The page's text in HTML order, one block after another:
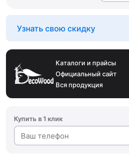
Узнать свою скидку
Каталоги и прайсы
Официальный сайт
Вся продукция
Купить в 1 клик